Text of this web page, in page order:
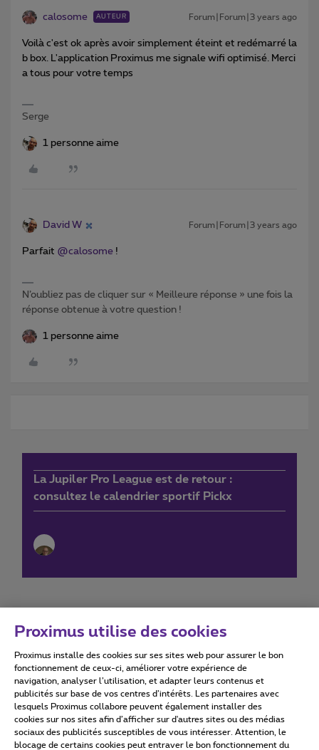
calosome AUTEUR Forum|Forum|3 years ago
Voilà c'est ok après avoir simplement éteint et redémarré la
b box. L'application Proximus me signale wifi optimisé. Merci
a tous pour votre temps
Serge
1 personne aime
David W Forum|Forum|3 years ago
Parfait @calosome !
N’oubliez pas de cliquer sur « Meilleure réponse » une fois la
réponse obtenue à votre question !
1 personne aime
La Jupiler Pro League est de retour :
consultez le calendrier sportif Pickx
Conditions d'utilisation Accessibility statement
Tous droits réservés. © 2026 Proximus
Proximus utilise des cookies
Proximus installe des cookies sur ses sites web pour assurer le bon
fonctionnement de ceux-ci, améliorer votre expérience de
navigation, analyser l’utilisation, et adapter leurs contenus et
publicités sur base de vos centres d’intérêts. Les partenaires avec
lesquels Proximus collabore peuvent également installer des
cookies sur nos sites afin d’afficher sur d'autres sites ou des médias
sociaux des publicités susceptibles de vous intéresser. Attention, le
blocage de certains cookies peut entraver le bon fonctionnement du